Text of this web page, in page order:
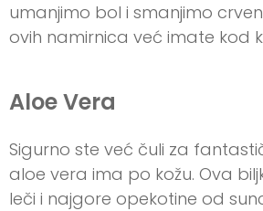
umanjimo bol i smanjimo
ovih namirnica već imate kod
Aloe Vera
Sigurno ste već čuli za
aloe vera ima po kožu. Ova
leči i najgore opekotine od